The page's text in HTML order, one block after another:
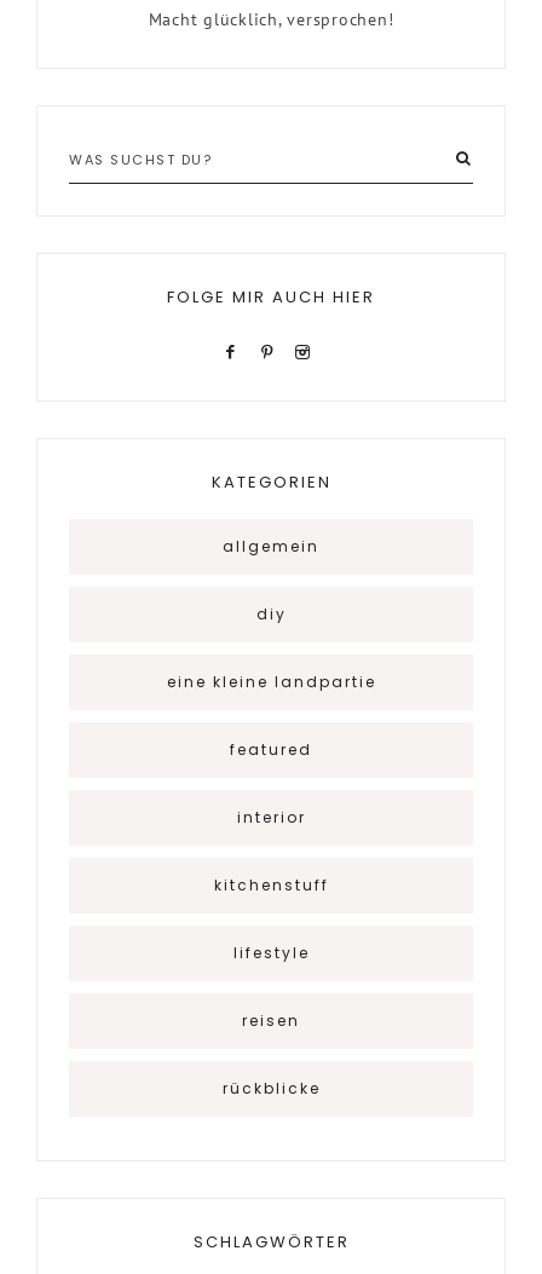
Macht glücklich, versprochen!
FOLGE MIR AUCH HIER
KATEGORIEN
allgemein
diy
eine kleine landpartie
featured
interior
kitchenstuff
lifestyle
reisen
rückblicke
SCHLAGWÖRTER